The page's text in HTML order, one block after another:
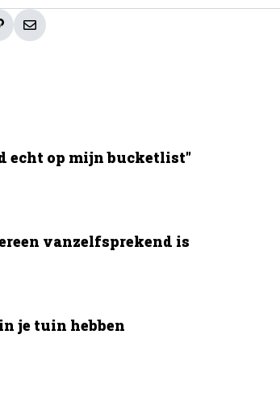
echt op mijn bucketlist"
vanzelfsprekend is
je tuin hebben